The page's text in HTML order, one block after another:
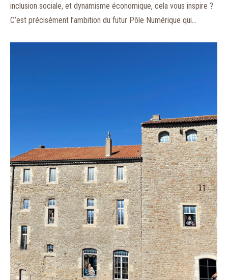
inclusion sociale, et dynamisme économique, cela vous inspire ?
C’est précisément l’ambition du futur Pôle Numérique qui…